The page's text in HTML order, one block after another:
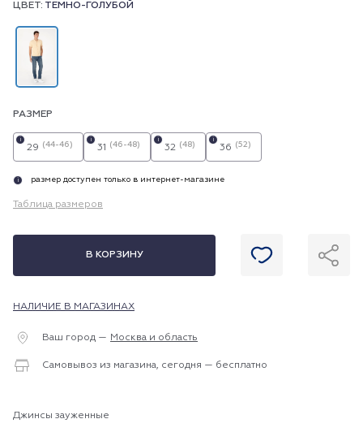
ЦВЕТ: ТЕМНО-ГОЛУБОЙ
РАЗМЕР
29 (44-46)
i
31 (46-48)
i
32 (48)
i
36 (52)
i
i размер доступен только в интернет-магазине
Таблица размеров
В КОРЗИНУ
НАЛИЧИЕ В МАГАЗИНАХ
Ваш город — Москва и область
Самовывоз из магазина, сегодня — бесплатно
Джинсы зауженные